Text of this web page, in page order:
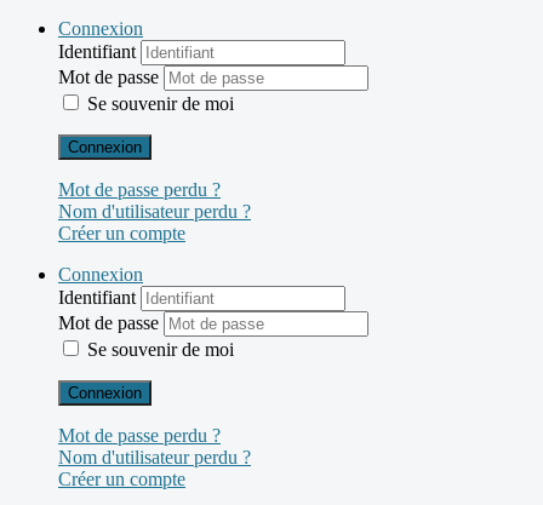
Connexion
Identifiant
Mot de passe
Se souvenir de moi
Connexion
Mot de passe perdu ?
Nom d'utilisateur perdu ?
Créer un compte
Connexion
Identifiant
Mot de passe
Se souvenir de moi
Connexion
Mot de passe perdu ?
Nom d'utilisateur perdu ?
Créer un compte